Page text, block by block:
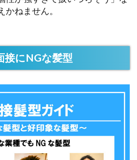
かねません。
接にNGな髪型